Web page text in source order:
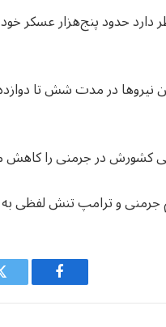
دارد حدود پنج‌هزار عسکر
نیروها در مدت شش تا
کشورش در جرمنی را
و ترامپ تنش لفظی به
Facebook